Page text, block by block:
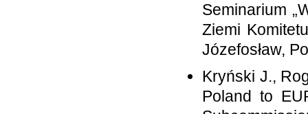
Seminarium
Ziemi
Józefosław,
Kryński J.,
Poland to